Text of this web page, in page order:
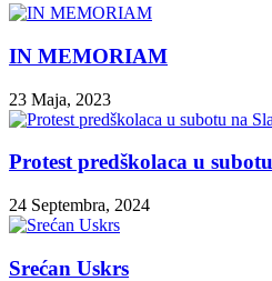
IN MEMORIAM
23 Maja, 2023
Protest predškolaca u
24 Septembra, 2024
Srećan Uskrs